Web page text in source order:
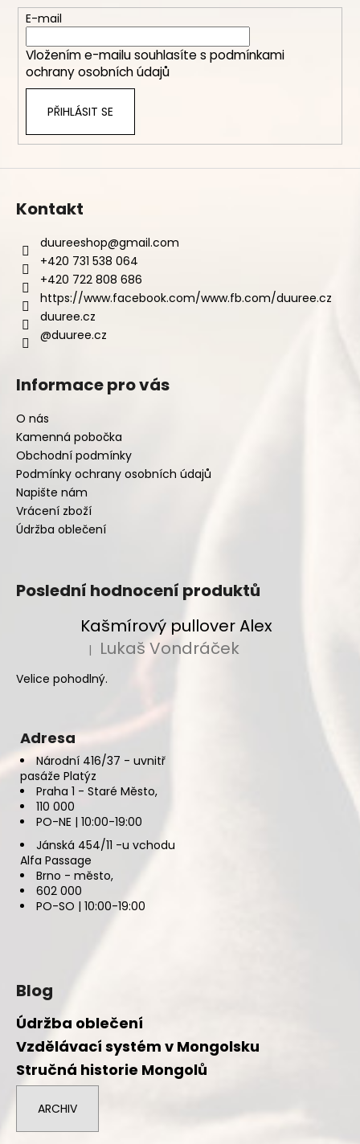
E-mail
Vložením e-mailu souhlasíte s podmínkami
ochrany osobních údajů
PŘIHLÁSIT SE
Kontakt
duureeshop@gmail.com
+420 731 538 064
+420 722 808 686
https://www.facebook.com/www.fb.com/duuree.cz
duuree.cz
@duuree.cz
Informace pro vás
O nás
Kamenná pobočka
Obchodní podmínky
Podmínky ochrany osobních údajů
Napište nám
Vrácení zboží
Údržba oblečení
Poslední hodnocení produktů
Kašmírový pullover Alex
Hodnocení produktu je 5 z 5 hvězdiček.
| Lukaš Vondráček
Velice pohodlný.
Adresa
Národní 416/37 - uvnitř
pasáže Platýz
Praha 1 - Staré Město,
110 000
PO-NE | 10:00-19:00
Jánská 454/11 -u vchodu
Alfa Passage
Brno - město,
602 000
PO-SO | 10:00-19:00
Blog
Údržba oblečení
Vzdělávací systém v Mongolsku
Stručná historie Mongolů
ARCHIV